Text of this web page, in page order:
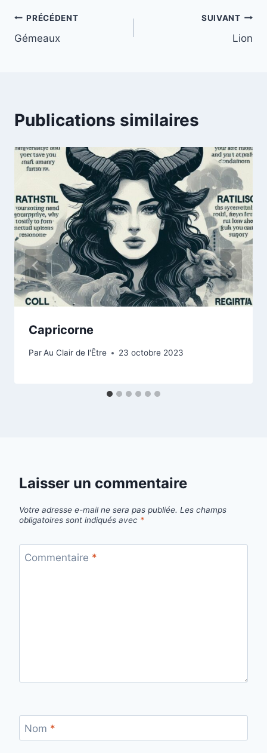
Navigation
de
PRÉCÉDENT
Gémeaux
SUIVANT
Lion
Publications similaires
Capricorne
ParAu Clair de l'Être 23 octobre 2023
Laisser un commentaire
Votre adresse e-mail ne sera pas publiée. Les champs
obligatoires sont indiqués avec *
Commentaire *
Nom *